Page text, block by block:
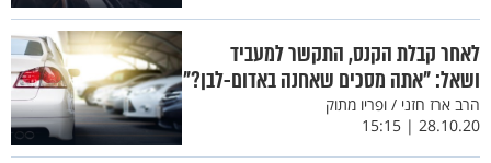
לאחר קבלת הקנס, התקשר למעביד
ושאל: "אתה מסכים שאחנה באדום-לבן?"
הרב ארז חזני / ופריו מתוק
28.10.20 | 15:15